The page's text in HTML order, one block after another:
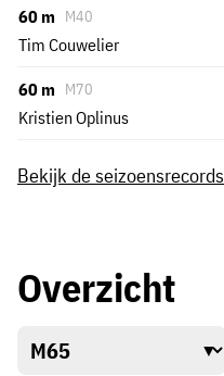
60 m
Tim Couwelier
M40
60 m
Kristien Oplinus
M70
Bekijk de seizoensrecords
Overzicht